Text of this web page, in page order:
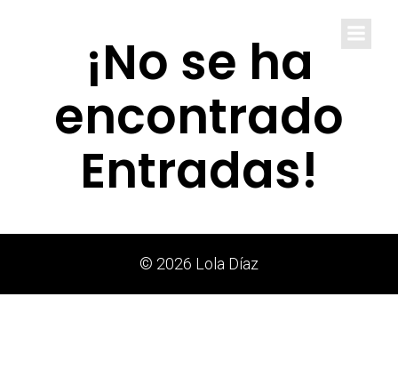
¡No se ha
encontrado
Entradas!
© 2026 Lola Díaz